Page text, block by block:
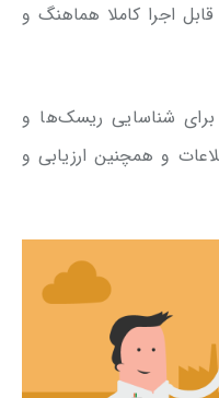
اجرا کاملا هماهنگ و
شناسایی ریسک‌ها و
و همچنین ارزیابی و